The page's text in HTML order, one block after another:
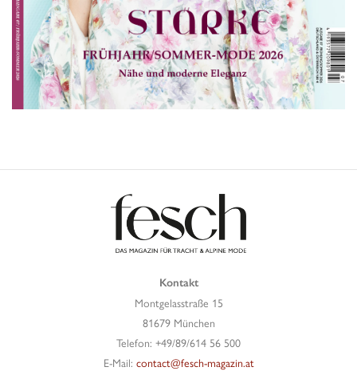
Kontakt
Montgelasstraße 15
81679 München
Telefon: +49/89/614 56 500
E-Mail: contact@fesch-magazin.at